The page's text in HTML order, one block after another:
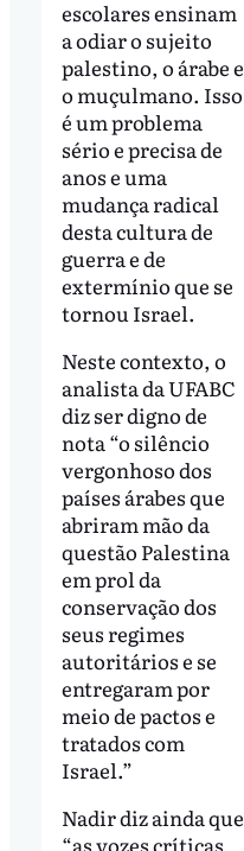
escolares ensinam
a odiar o sujeito
palestino, o árabe e
o muçulmano. Isso
é um problema
sério e precisa de
anos e uma
mudança radical
desta cultura de
guerra e de
extermínio que se
tornou Israel.
Neste contexto, o
analista da UFABC
diz ser digno de
nota “o silêncio
vergonhoso dos
países árabes que
abriram mão da
questão Palestina
em prol da
conservação dos
seus regimes
autoritários e se
entregaram por
meio de pactos e
tratados com
Israel.”
Nadir diz ainda que
“as vozes críticas